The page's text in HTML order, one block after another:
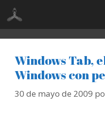
Saltar
contenido
Windows Tab,
Windows con
30 de mayo de 2009